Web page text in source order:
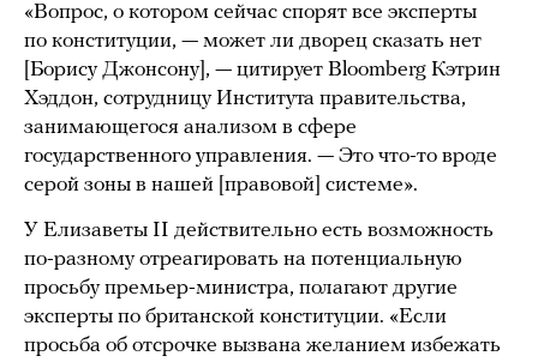
«Вопрос, о котором сейчас спорят все эксперты
по конституции, — может ли дворец сказать нет
[Борису Джонсону], — цитирует Bloomberg Кэтрин
Хэддон, сотрудницу Института правительства,
занимающегося анализом в сфере
государственного управления. — Это что-то вроде
серой зоны в нашей [правовой] системе».
У Елизаветы II действительно есть возможность
по-разному отреагировать на потенциальную
просьбу премьер-министра, полагают другие
эксперты по британской конституции. «Если
просьба об отсрочке вызвана желанием избежать